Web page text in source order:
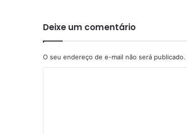
Deixe um comentário
O seu endereço de e-mail não será publicado.